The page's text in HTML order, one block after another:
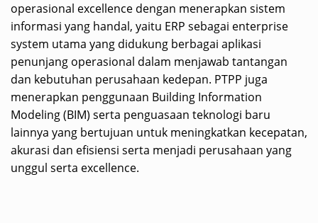
operasional excellence dengan menerapkan sistem
informasi yang handal, yaitu ERP sebagai enterprise
system utama yang didukung berbagai aplikasi
penunjang operasional dalam menjawab tantangan
dan kebutuhan perusahaan kedepan. PTPP juga
menerapkan penggunaan Building Information
Modeling (BIM) serta penguasaan teknologi baru
lainnya yang bertujuan untuk meningkatkan kecepatan,
akurasi dan efisiensi serta menjadi perusahaan yang
unggul serta excellence.